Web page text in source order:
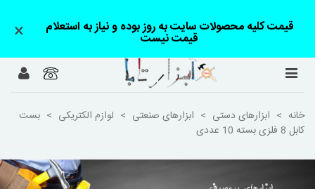
قیمت کلیه محصولات سایت به روز بوده و نیاز به استعلام
قیمت نیست ×
خانه > ابزارهای دستی > ابزارهای صنعتی > لوازم الکتریکی > بست
کابل 8 فلزی بسته 10 عددی